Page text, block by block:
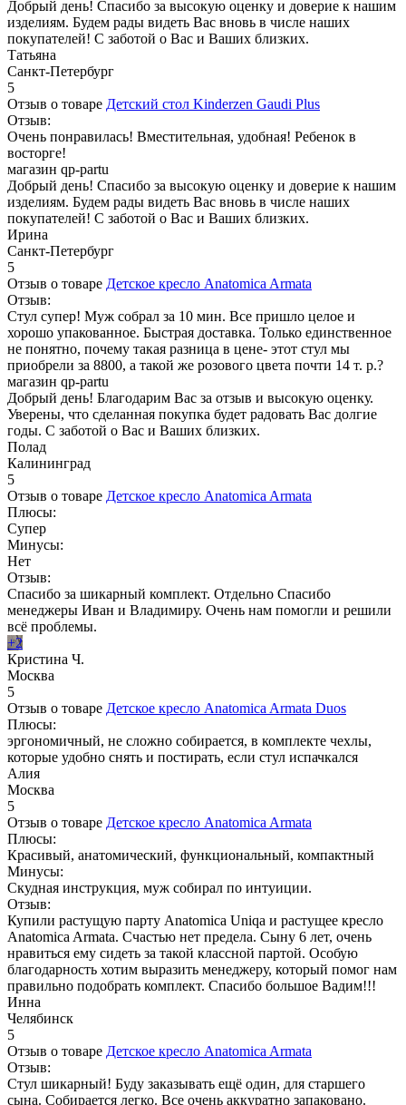
Добрый день! Спасибо за высокую оценку и доверие к нашим
изделиям. Будем рады видеть Вас вновь в числе наших
покупателей! С заботой о Вас и Ваших близких.
Татьяна
Санкт-Петербург
5
Отзыв о товаре Детский стол Kinderzen Gaudi Plus
Отзыв:
Очень понравилась! Вместительная, удобная! Ребенок в
восторге!
магазин qp-partu
Добрый день! Спасибо за высокую оценку и доверие к нашим
изделиям. Будем рады видеть Вас вновь в числе наших
покупателей! С заботой о Вас и Ваших близких.
Ирина
Санкт-Петербург
5
Отзыв о товаре Детское кресло Anatomica Armata
Отзыв:
Стул супер! Муж собрал за 10 мин. Все пришло целое и
хорошо упакованное. Быстрая доставка. Только единственное
не понятно, почему такая разница в цене- этот стул мы
приобрели за 8800, а такой же розового цвета почти 14 т. р.?
магазин qp-partu
Добрый день! Благодарим Вас за отзыв и высокую оценку.
Уверены, что сделанная покупка будет радовать Вас долгие
годы. С заботой о Вас и Ваших близких.
Полад
Калининград
5
Отзыв о товаре Детское кресло Anatomica Armata
Плюсы:
Супер
Минусы:
Нет
Отзыв:
Спасибо за шикарный комплект. Отдельно Спасибо
менеджеры Иван и Владимиру. Очень нам помогли и решили
всё проблемы.
+2
Кристина Ч.
Москва
5
Отзыв о товаре Детское кресло Anatomica Armata Duos
Плюсы:
эргономичный, не сложно собирается, в комплекте чехлы,
которые удобно снять и постирать, если стул испачкался
Алия
Москва
5
Отзыв о товаре Детское кресло Anatomica Armata
Плюсы:
Красивый, анатомический, функциональный, компактный
Минусы:
Скудная инструкция, муж собирал по интуиции.
Отзыв:
Купили растущую парту Anatomica Uniqa и растущее кресло
Anatomica Armata. Счастью нет предела. Сыну 6 лет, очень
нравиться ему сидеть за такой классной партой. Особую
благодарность хотим выразить менеджеру, который помог нам
правильно подобрать комплект. Спасибо большое Вадим!!!
Инна
Челябинск
5
Отзыв о товаре Детское кресло Anatomica Armata
Отзыв:
Стул шикарный! Буду заказывать ещё один, для старшего
сына. Собирается легко. Все очень аккуратно запаковано.